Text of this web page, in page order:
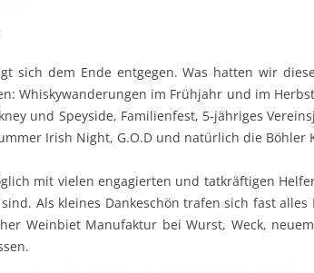
sich dem Ende ent­ge­gen. Was hat­ten wir
Whisky­wan­derun­gen im Früh­jahr und im
und Spey­side, Fam­i­lien­fest, 5‑jähriges
Irish Night, G.O.D und natür­lich die Böh­ler
mit vie­len engagierten und tatkräfti­gen
Als kleines Dankeschön trafen sich fast
Wein­bi­et Man­u­fak­tur bei Wurst, Weck,